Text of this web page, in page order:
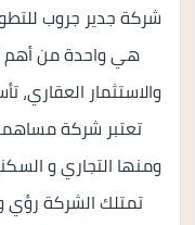
شركة جدير جروب
هي واحدة من أهم
تعتبر شركة
ومنها التجاري و
تمتلك الشركة رؤي